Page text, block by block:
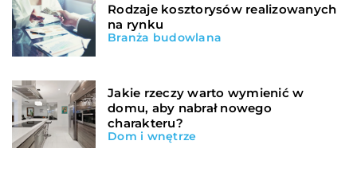
Rodzaje kosztorysów realizowanych
na rynku
Branża budowlana
Jakie rzeczy warto wymienić w
domu, aby nabrał nowego
charakteru?
Dom i wnętrze